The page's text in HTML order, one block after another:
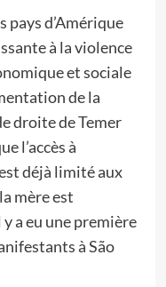
pays d’Amérique
à la violence
et sociale
de la
droite de Temer
l’accès à
déjà limité aux
mère est
a eu une première
à São